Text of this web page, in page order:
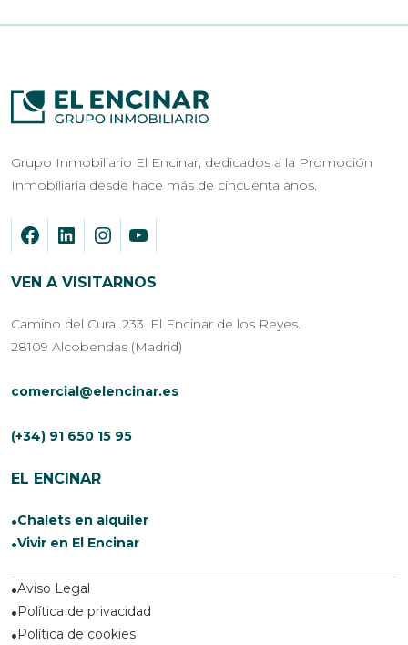
Grupo Inmobiliario El Encinar, dedicados a la Promoción
Inmobiliaria desde hace más de cincuenta años.
VEN A VISITARNOS
Camino del Cura, 233. El Encinar de los Reyes.
28109 Alcobendas (Madrid)
comercial@elencinar.es
(+34) 91 650 15 95
EL ENCINAR
Chalets en alquiler
Vivir en El Encinar
Aviso Legal
Política de privacidad
Política de cookies